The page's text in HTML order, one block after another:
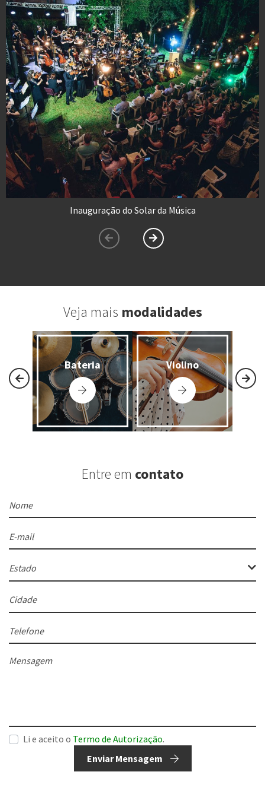
Inauguração do Solar da Música
Veja mais modalidades
Bateria Violino
Entre em contato
Estado
Mensagem
Li e aceito o Termo de Autorização.
Enviar Mensagem